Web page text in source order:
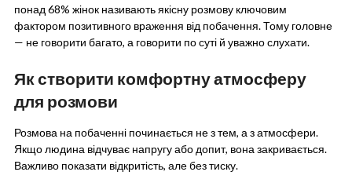
понад 68% жінок називають якісну розмову ключовим
фактором позитивного враження від побачення. Тому головне
— не говорити багато, а говорити по суті й уважно слухати.
Як створити комфортну атмосферу
для розмови
Розмова на побаченні починається не з тем, а з атмосфери.
Якщо людина відчуває напругу або допит, вона закривається.
Важливо показати відкритість, але без тиску.